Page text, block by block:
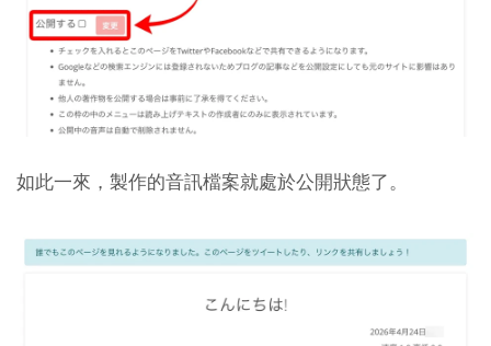
如此一來，製作的音訊檔案就處於公開狀態了。